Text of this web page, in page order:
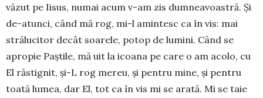
văzut pe Iisus, numai acum v-am zis dumneavoastră. Și
de-atunci, când mă rog, mi-l amintesc ca în vis: mai
strălucitor decât soarele, potop de lumini. Când se
apropie Paștile, mă uit la icoana pe care o am acolo, cu
El răstignit, și-L rog mereu, și pentru mine, și pentru
toată lumea, dar El, tot ca în vis mi se arată. Mi se taie